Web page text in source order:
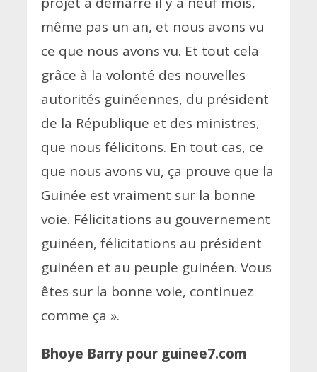
même pas un an, et nous avons vu
ce que nous avons vu. Et tout cela
grâce à la volonté des nouvelles
autorités guinéennes, du président
de la République et des ministres,
que nous félicitons. En tout cas, ce
que nous avons vu, ça prouve que la
Guinée est vraiment sur la bonne
voie. Félicitations au gouvernement
guinéen, félicitations au président
guinéen et au peuple guinéen. Vous
êtes sur la bonne voie, continuez
comme ça ».
Bhoye Barry pour guinee7.com